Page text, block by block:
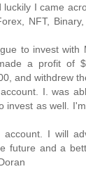
I came
NFT,
to invest with
a profit of
and withdrew
I. was
invest as well.
account. I will
future and a